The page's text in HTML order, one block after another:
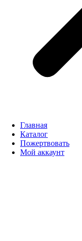
Главная
Каталог
Пожертвовать
Мой аккаунт